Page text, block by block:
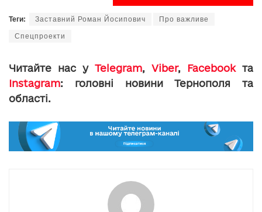
Теги: Заставний Роман Йосипович Про важливе
Спецпроекти
Читайте нас у Telegram, Viber, Facebookта
Instagram: головні новини Тернополя та
області.